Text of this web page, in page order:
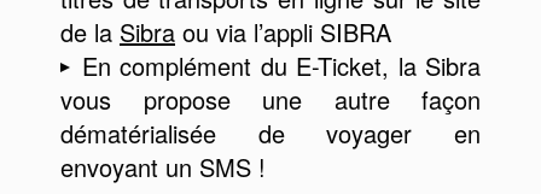
de la Sibra ou via l’appli SIBRA
En complément du E-Ticket, la Sibra
vous propose une autre façon
dématérialisée de voyager en
envoyant un SMS !